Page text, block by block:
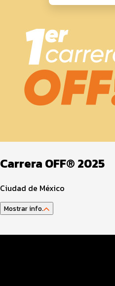
Carrera OFF® 2025
Ciudad de México
Mostrar info.